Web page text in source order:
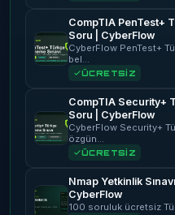
CompTIA PenTest+
Soru | CyberFlow
CyberFlow PenTest+
bel…
ÜCRETSİZ
CompTIA Security+
Soru | CyberFlow
CyberFlow Security+
özgün…
ÜCRETSİZ
Nmap Yetkinlik
CyberFlow
100 soruluk ücretsiz